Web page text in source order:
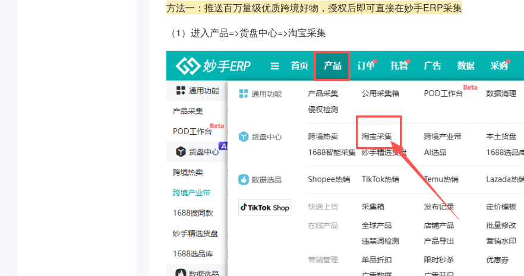
方法一：推送百万量级优质跨境好物，授权后即可直接在妙手ERP采集
（1）进入产品=>货盘中心=>淘宝采集